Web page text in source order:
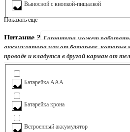
Выносной с кнопкой-пищалкой
Показать еще
Питание ? Гарнитура может работать
аккумулятора или от батареек, которые
проводе и кладутся в другой карман от
Батарейка ААА
Батарейка крона
Встроенный аккумулятор